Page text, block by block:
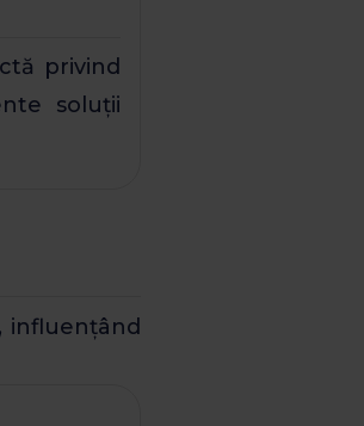
privind
soluții
influențând